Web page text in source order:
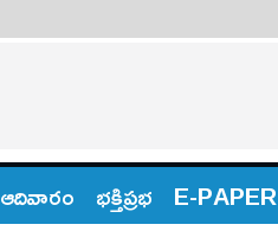
ఆదివారం భక్తిప్రభ E-PAPER